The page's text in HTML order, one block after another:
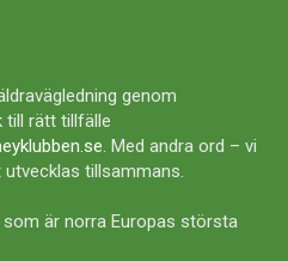
genom
till rätt tillfälle
. Med andra ord – vi
tillsammans.
som är norra Europas största